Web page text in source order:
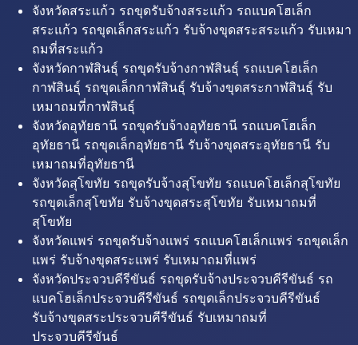
จังหวัดสระแก้ว รถขุดรับจ้างสระแก้ว รถแบคโฮเล็ก
สระแก้ว รถขุดเล็กสระแก้ว รับจ้างขุดสระสระแก้ว รับเหมา
ถมที่สระแก้ว
จังหวัดกาฬสินธุ์ รถขุดรับจ้างกาฬสินธุ์ รถแบคโฮเล็ก
กาฬสินธุ์ รถขุดเล็กกาฬสินธุ์ รับจ้างขุดสระกาฬสินธุ์ รับ
เหมาถมที่กาฬสินธุ์
จังหวัดอุทัยธานี รถขุดรับจ้างอุทัยธานี รถแบคโฮเล็ก
อุทัยธานี รถขุดเล็กอุทัยธานี รับจ้างขุดสระอุทัยธานี รับ
เหมาถมที่อุทัยธานี
จังหวัดสุโขทัย รถขุดรับจ้างสุโขทัย รถแบคโฮเล็กสุโขทัย
รถขุดเล็กสุโขทัย รับจ้างขุดสระสุโขทัย รับเหมาถมที่
สุโขทัย
จังหวัดแพร่ รถขุดรับจ้างแพร่ รถแบคโฮเล็กแพร่ รถขุดเล็ก
แพร่ รับจ้างขุดสระแพร่ รับเหมาถมที่แพร่
จังหวัดประจวบคีรีขันธ์ รถขุดรับจ้างประจวบคีรีขันธ์ รถ
แบคโฮเล็กประจวบคีรีขันธ์ รถขุดเล็กประจวบคีรีขันธ์
รับจ้างขุดสระประจวบคีรีขันธ์ รับเหมาถมที่
ประจวบคีรีขันธ์